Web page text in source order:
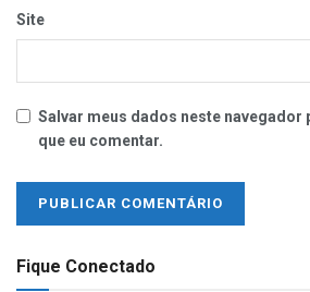
Site
Salvar meus dados neste navegador
que eu comentar.
Fique Conectado